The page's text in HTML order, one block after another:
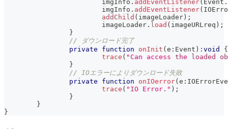
			imgInfo
. addEventListener( Event .
			imgInfo
. addEventListener(
addChild ( imageLoader ) ;
			imageLoader
. load ( imageURLreq ) ;
}
// ダウンロード完了
private
function onInit ( e : Event ) : void
{
trace ( "Can access the loaded
}
// IOエラーによりダウンロード失敗
private
function onIOerror( e :
trace ( "IO Error." ) ;
}
}
}